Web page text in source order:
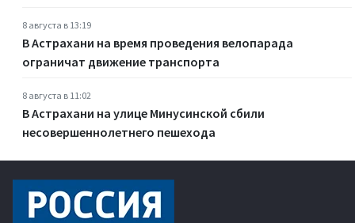
8 августа в 13:19
В Астрахани на время проведения велопарада
ограничат движение транспорта
8 августа в 11:02
В Астрахани на улице Минусинской сбили
несовершеннолетнего пешехода